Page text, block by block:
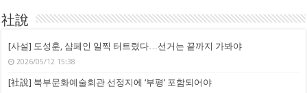
社說
[사설] 도성훈, 샴페인 일찍 터트렸다…선거는 끝까지 가봐야
2026/05/12 15:38
[社說] 북부문화예술회관 선정지에 ‘부평’ 포함되어야